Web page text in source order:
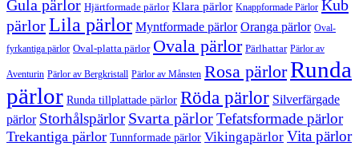
Gula pärlor Hjärtformade pärlor Klara pärlor Knappformade Pärlor Kub
pärlorLila pärlor Myntformade pärlor Oranga pärlor Oval-
fyrkantiga pärlor Oval-platta pärlor Ovala pärlor Pärlhattar Pärlor av
Aventurin Pärlor av Bergkristall Pärlor av Månsten Rosa pärlorRunda
pärlor Runda tillplattade pärlor Röda pärlor Silverfärgade
pärlor Storhålspärlor Svarta pärlorTefatsformade pärlor
Trekantiga pärlor Tunnformade pärlor Vikingapärlor Vita pärlor